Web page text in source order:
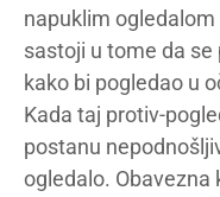
napuklim ogledalom
sastoji u tome da
kako bi pogledao u
Kada taj protiv-
postanu
ogledalo. Obavezna